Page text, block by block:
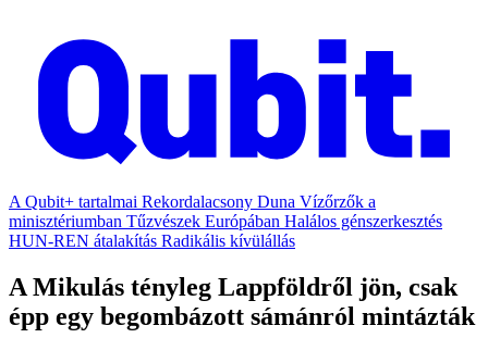
A Qubit+ tartalmai Rekordalacsony Duna Vízőrzők a
minisztériumban Tűzvészek Európában Halálos génszerkesztés
HUN-REN átalakítás Radikális kívülállás
A Mikulás tényleg Lappföldről jön, csak
épp egy begombázott sámánról mintázták